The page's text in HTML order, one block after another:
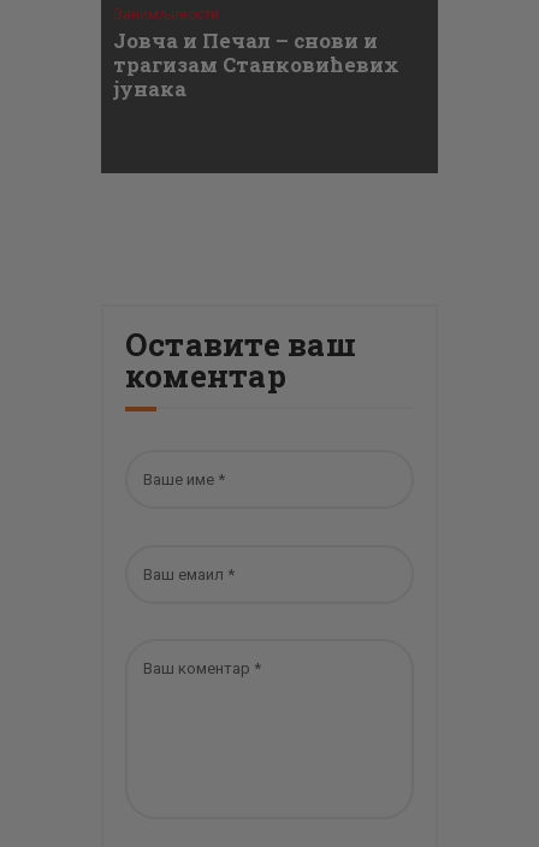
Занимљивости
Јовча и Печал – снови и
трагизам Станковићевих
јунака
Оставите ваш
коментар